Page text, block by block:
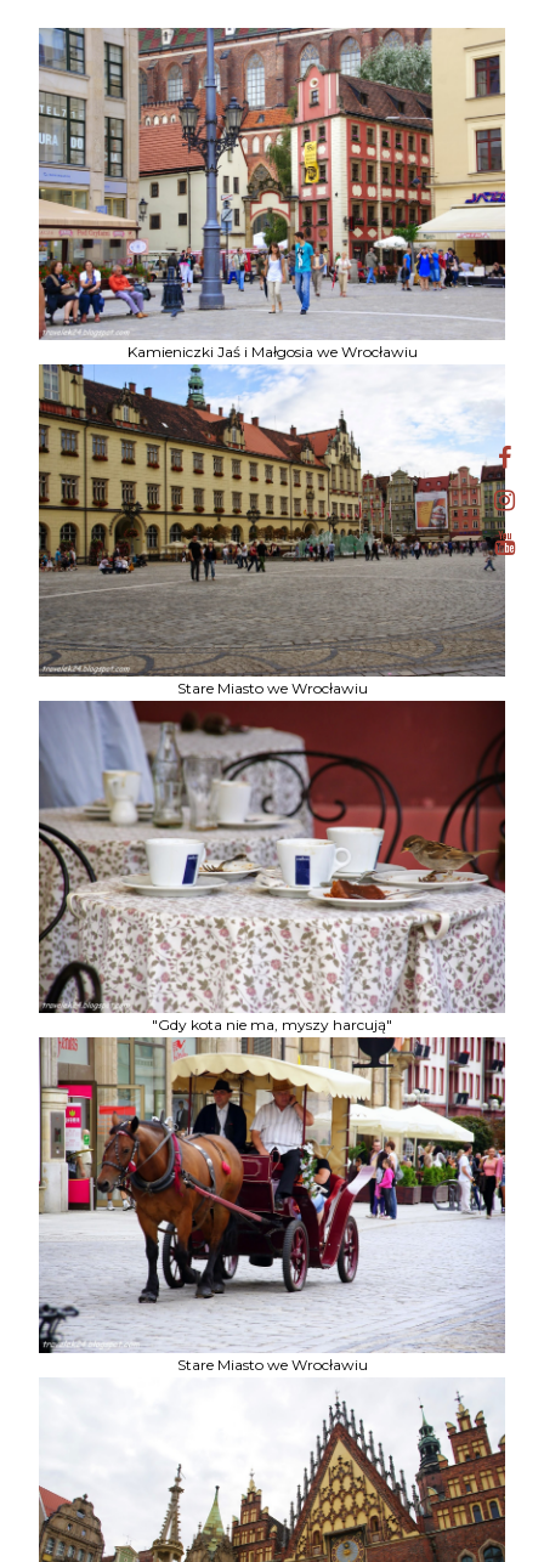
Kamieniczki Jaś i Małgosia we Wrocławiu
Stare Miasto we Wrocławiu
"Gdy kota nie ma, myszy harcują"
Stare Miasto we Wrocławiu